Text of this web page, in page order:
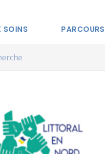
SOINS PARCOURS